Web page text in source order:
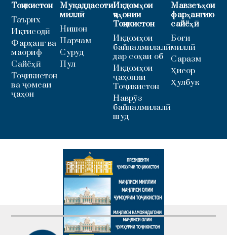
Тоҷикистон
Таърих
Иқтисодӣ
Фарҳанг ва
маориф
Сайёҳӣ
Тоҷикистон
ва ҷомеаи
ҷаҳон
Муқаддасоти
миллӣ
Нишон
Парчам
Суруд
Пул
Иқдомҳои
ҷаҳонии
Тоҷикистон
Иқдомҳои
байналмилалӣ
дар соҳаи об
Иқдомҳои
ҷаҳонии
Тоҷикистон
Наврӯз
байналмилалӣ
шуд
Мавзеъҳои
фарҳангию
сайёҳӣ
Боғи
миллӣ
Саразм
Ҳисор
Ҳулбук